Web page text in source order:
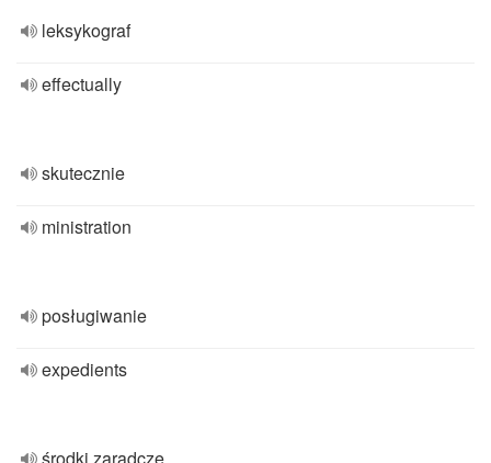
leksykograf
effectually
skutecznie
ministration
posługiwanie
expedients